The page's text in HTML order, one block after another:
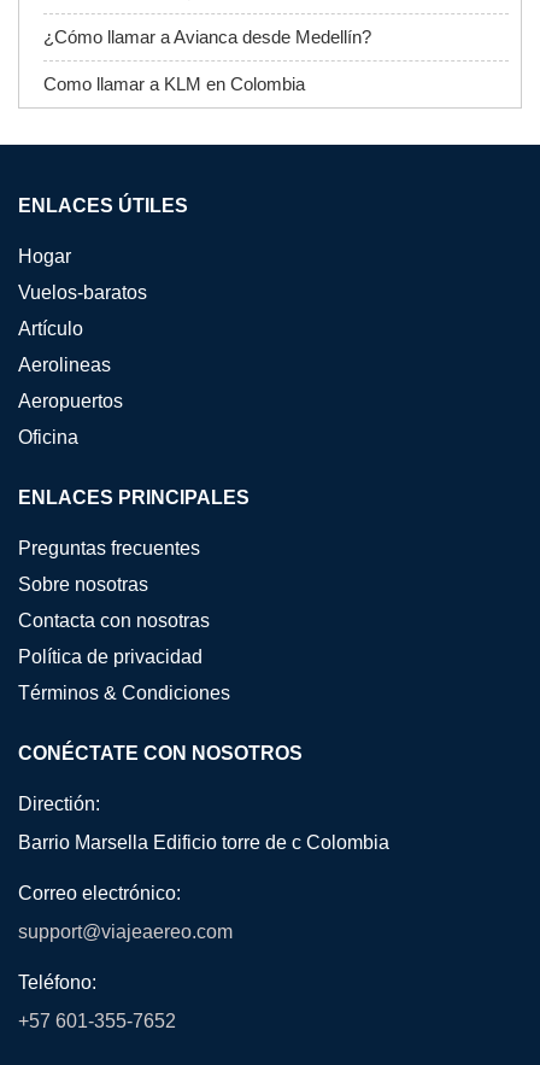
¿Cómo llamar a Avianca desde Medellín?
Como llamar a KLM en Colombia
ENLACES ÚTILES
Hogar
Vuelos-baratos
Artículo
Aerolineas
Aeropuertos
Oficina
ENLACES PRINCIPALES
Preguntas frecuentes
Sobre nosotras
Contacta con nosotras
Política de privacidad
Términos & Condiciones
CONÉCTATE CON NOSOTROS
Directión:
Barrio Marsella Edificio torre de c Colombia
Correo electrónico:
support@viajeaereo.com
Teléfono:
+57 601-355-7652